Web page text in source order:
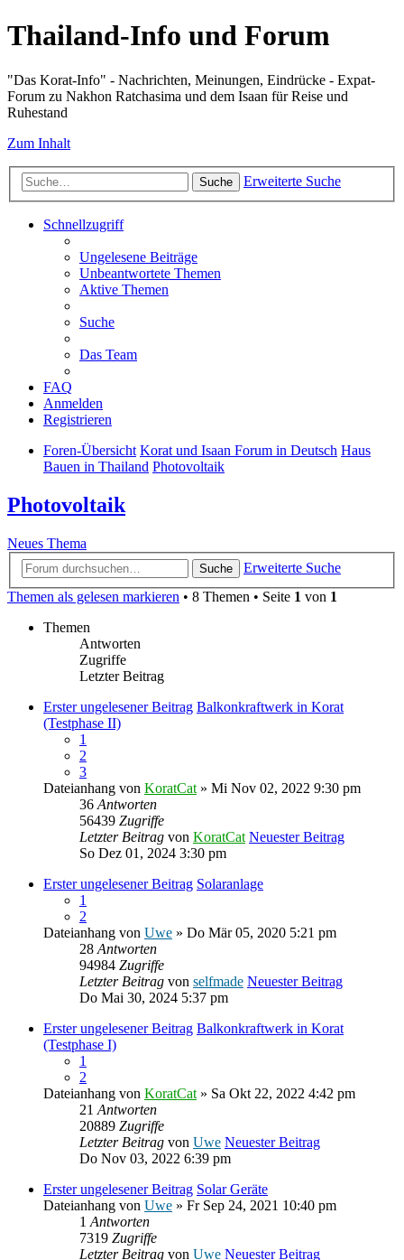
Thailand-Info und Forum
"Das Korat-Info" - Nachrichten, Meinungen, Eindrücke - Expat-
Forum zu Nakhon Ratchasima und dem Isaan für Reise und
Ruhestand
Zum Inhalt
Suche Erweiterte Suche
Schnellzugriff
Ungelesene Beiträge
Unbeantwortete Themen
Aktive Themen
Suche
Das Team
FAQ
Anmelden
Registrieren
Foren-Übersicht Korat und Isaan Forum in Deutsch Haus
Bauen in Thailand Photovoltaik
Photovoltaik
Neues Thema
Suche
Erweiterte Suche
Themen als gelesen markieren • 8 Themen • Seite 1 von 1
Themen
Antworten
Zugriffe
Letzter Beitrag
Erster ungelesener Beitrag Balkonkraftwerk in Korat
(Testphase II)
1
2
3
Dateianhang von KoratCat » Mi Nov 02, 2022 9:30 pm
36 Antworten
56439 Zugriffe
Letzter Beitrag von KoratCat Neuester Beitrag
So Dez 01, 2024 3:30 pm
Erster ungelesener Beitrag Solaranlage
1
2
Dateianhang von Uwe » Do Mär 05, 2020 5:21 pm
28 Antworten
94984 Zugriffe
Letzter Beitrag von selfmade Neuester Beitrag
Do Mai 30, 2024 5:37 pm
Erster ungelesener Beitrag Balkonkraftwerk in Korat
(Testphase I)
1
2
Dateianhang von KoratCat » Sa Okt 22, 2022 4:42 pm
21 Antworten
20889 Zugriffe
Letzter Beitrag von Uwe Neuester Beitrag
Do Nov 03, 2022 6:39 pm
Erster ungelesener Beitrag Solar Geräte
Dateianhang von Uwe » Fr Sep 24, 2021 10:40 pm
1 Antworten
7319 Zugriffe
Letzter Beitrag von Uwe Neuester Beitrag